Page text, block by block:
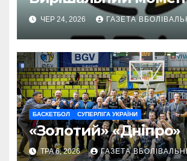
ЧЕР 24, 2026 ГАЗЕТА
БАСКЕТБОЛ СУПЕРЛІГА УКРАЇНИ
«Золотий» «Дніпро»
ТРА 6, 2026 ГАЗЕТА